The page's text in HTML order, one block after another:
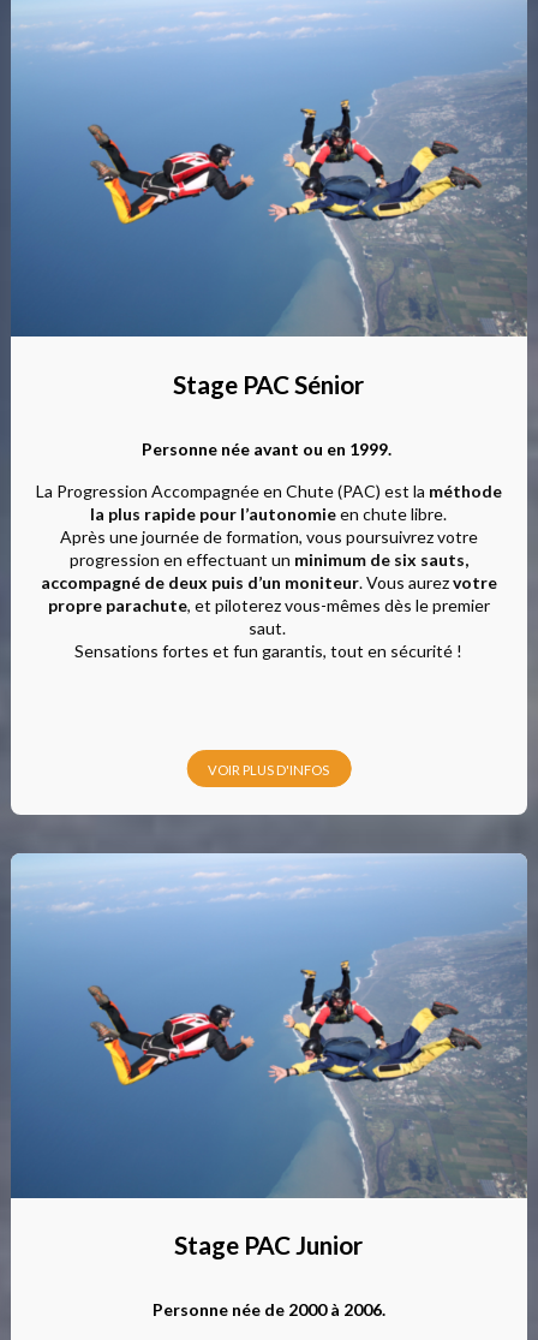
Stage PAC Sénior
Personne née avant ou en 1999.
La Progression Accompagnée en Chute (PAC) est la méthode
la plus rapide pour l’autonomieen chute libre.
Après une journée de formation, vous poursuivrez votre
progression en effectuant un minimum de six sauts,
accompagné de deux puis d’un moniteur. Vous aurezvotre
propre parachute, et piloterez vous-mêmes dès le premier
saut.
Sensations fortes et fun garantis, tout en sécurité !
VOIR PLUS D'INFOS
Stage PAC Junior
Personne née de 2000 à 2006.